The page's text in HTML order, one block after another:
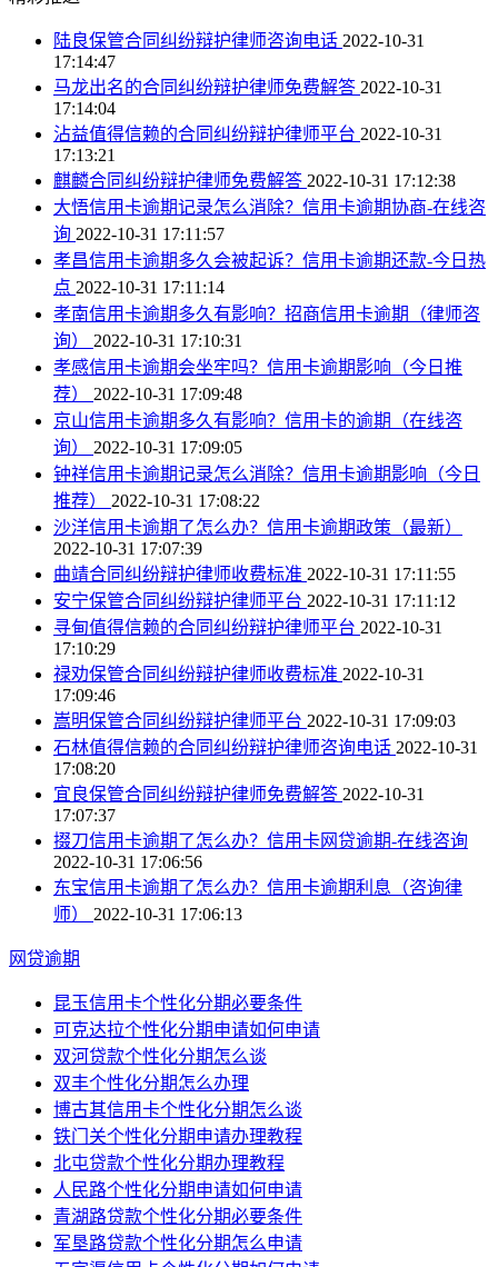
陆良保管合同纠纷辩护律师咨询电话 2022-10-31
17:14:47
马龙出名的合同纠纷辩护律师免费解答 2022-10-31
17:14:04
沾益值得信赖的合同纠纷辩护律师平台 2022-10-31
17:13:21
麒麟合同纠纷辩护律师免费解答 2022-10-31 17:12:38
大悟信用卡逾期记录怎么消除？信用卡逾期协商-在线咨
询 2022-10-31 17:11:57
孝昌信用卡逾期多久会被起诉？信用卡逾期还款-今日热
点 2022-10-31 17:11:14
孝南信用卡逾期多久有影响？招商信用卡逾期（律师咨
询） 2022-10-31 17:10:31
孝感信用卡逾期会坐牢吗？信用卡逾期影响（今日推
荐） 2022-10-31 17:09:48
京山信用卡逾期多久有影响？信用卡的逾期（在线咨
询） 2022-10-31 17:09:05
钟祥信用卡逾期记录怎么消除？信用卡逾期影响（今日
推荐） 2022-10-31 17:08:22
沙洋信用卡逾期了怎么办？信用卡逾期政策（最新）
2022-10-31 17:07:39
曲靖合同纠纷辩护律师收费标准 2022-10-31 17:11:55
安宁保管合同纠纷辩护律师平台 2022-10-31 17:11:12
寻甸值得信赖的合同纠纷辩护律师平台 2022-10-31
17:10:29
禄劝保管合同纠纷辩护律师收费标准 2022-10-31
17:09:46
嵩明保管合同纠纷辩护律师平台 2022-10-31 17:09:03
石林值得信赖的合同纠纷辩护律师咨询电话 2022-10-31
17:08:20
宜良保管合同纠纷辩护律师免费解答 2022-10-31
17:07:37
掇刀信用卡逾期了怎么办？信用卡网贷逾期-在线咨询
2022-10-31 17:06:56
东宝信用卡逾期了怎么办？信用卡逾期利息（咨询律
师） 2022-10-31 17:06:13
网贷逾期
昆玉信用卡个性化分期必要条件
可克达拉个性化分期申请如何申请
双河贷款个性化分期怎么谈
双丰个性化分期怎么办理
博古其信用卡个性化分期怎么谈
铁门关个性化分期申请办理教程
北屯贷款个性化分期办理教程
人民路个性化分期申请如何申请
青湖路贷款个性化分期必要条件
军垦路贷款个性化分期怎么申请